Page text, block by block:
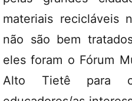
materiais recicláveis
não são bem
eles foram o Fórum
Alto Tietê para